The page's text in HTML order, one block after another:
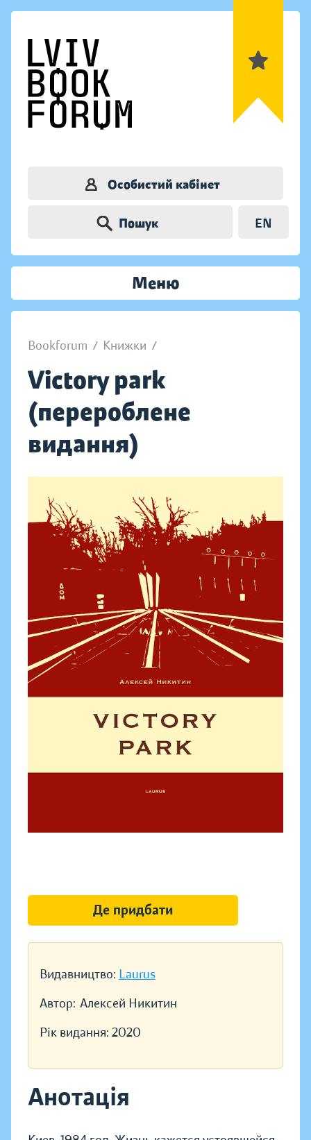
Особистий кабінет
Пошук EN
Меню
Bookforum / Книжки /
Victory park
(перероблене
видання)
Видавництво: Laurus
Автор: Алексей Никитин
Рік видання: 2020
Анотація
Де придбати